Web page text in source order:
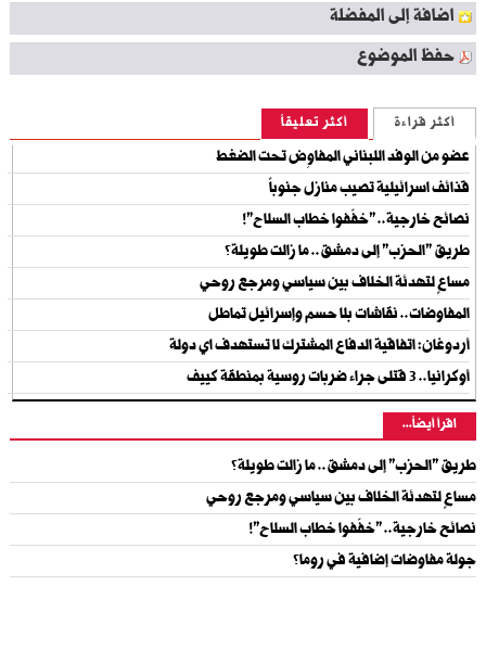
اضافة إلى المفضلة
حفظ الموضوع
أكثر قراءة أكثر تعليقاً
عضو من الوفد اللبناني المفاوِض تحت الضغط
قذائف اسرائيلية تصيب منازل جنوباً
نصائح خارجية.. "خفّفوا خطاب السلاح"!
طريق "الحزب" إلى دمشق.. ما زالت طويلة؟
مساعٍ لتهدئة الخلاف بين سياسي ومرجع روحي
المفاوضات.. نقاشات بلا حسم وإسرائيل تماطل
أردوغان: اتفاقية الدفاع المشترك لا تستهدف اي دولة
أوكرانيا.. 3 قتلى جراء ضربات روسية بمنطقة كييف
اقرأ أيضاً...
طريق "الحزب" إلى دمشق.. ما زالت طويلة؟
مساعٍ لتهدئة الخلاف بين سياسي ومرجع روحي
نصائح خارجية.. "خفّفوا خطاب السلاح"!
جولة مفاوضات إضافية في روما؟